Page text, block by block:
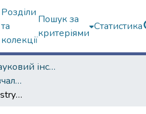
Розділи
та
колекції
Пошук за
критеріями
Статистика
Навчально-науковий інститут Хімії
Наукові видання. Навчально-науковий інститут Хімії
Modern Physical Chemistry for Advanced Materials : international сonference, devoted to the 100th anniversary of the birth of Professor Nikolai Izmailov (2007 ; Kharkiv) : book of abstracts